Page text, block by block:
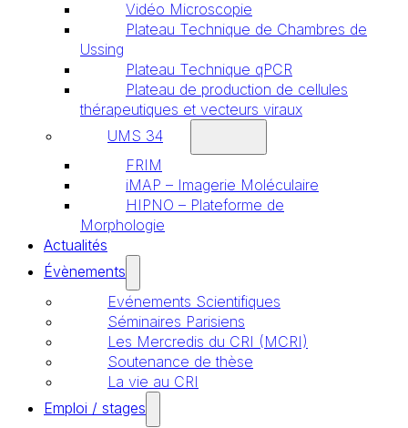
Vidéo Microscopie
Plateau Technique de Chambres de
Ussing
Plateau Technique qPCR
Plateau de production de cellules
thérapeutiques et vecteurs viraux
UMS 34
FRIM
iMAP – Imagerie Moléculaire
HIPNO – Plateforme de
Morphologie
Actualités
Évènements
Evénements Scientifiques
Séminaires Parisiens
Les Mercredis du CRI (MCRI)
Soutenance de thèse
La vie au CRI
Emploi / stages